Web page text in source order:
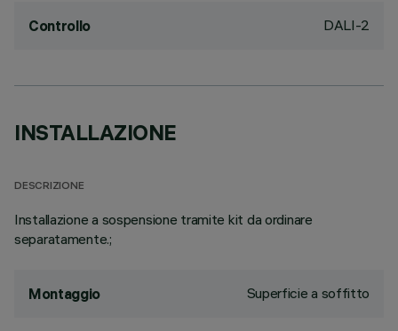
Controllo DALI-2
INSTALLAZIONE
DESCRIZIONE
Installazione a sospensione tramite kit da ordinare
separatamente.;
Montaggio Superficie a soffitto